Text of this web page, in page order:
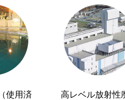
使用済
高レベル放射性